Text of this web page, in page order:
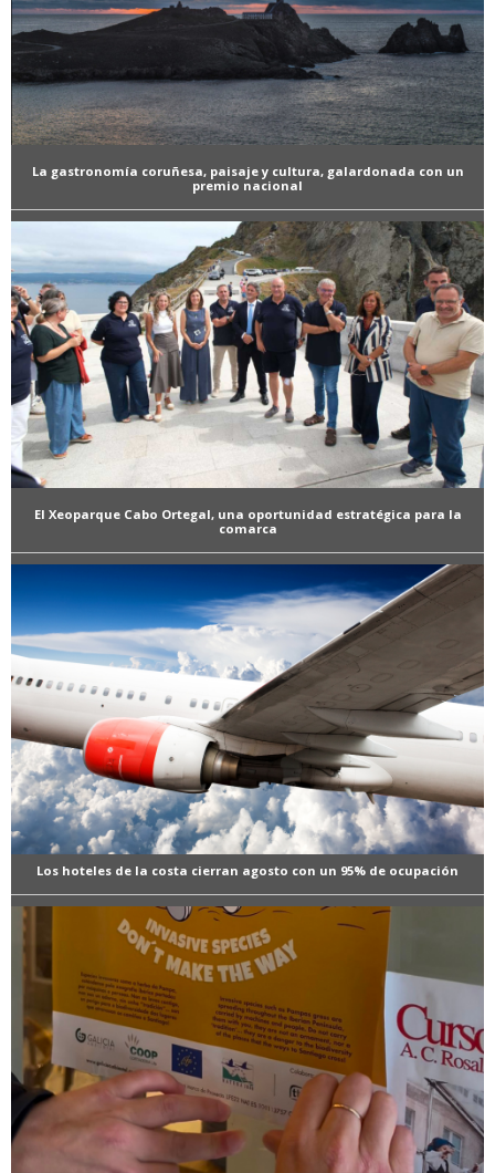
La gastronomía coruñesa, paisaje y cultura, galardonada con un
premio nacional
El Xeoparque Cabo Ortegal, una oportunidad estratégica para la
comarca
Los hoteles de la costa cierran agosto con un 95% de ocupación